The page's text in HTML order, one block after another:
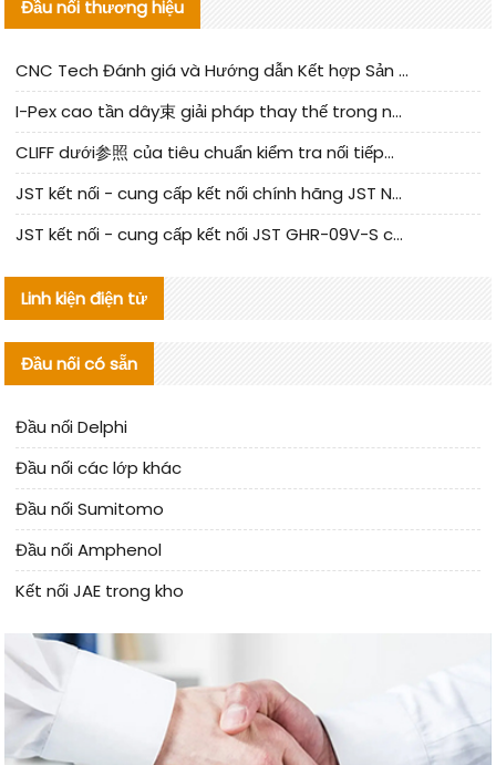
Đầu nối thương hiệu
CNC Tech Đánh giá và Hướng dẫn Kết hợp Sản xuất Linh kiện Cable Nội địa
I-Pex cao tần dây束 giải pháp thay thế trong nước phân tích
CLIFF dưới参照 của tiêu chuẩn kiểm tra nối tiếp器 trong nước được cập nhật
JST kết nối - cung cấp kết nối chính hãng JST NSHR-02V-S | sản phẩm thay thế
JST kết nối - cung cấp kết nối JST GHR-09V-S chính hãng | hàng thay thế
Linh kiện điện tử
Đầu nối có sẵn
Đầu nối Delphi
Đầu nối các lớp khác
Đầu nối Sumitomo
Đầu nối Amphenol
Kết nối JAE trong kho